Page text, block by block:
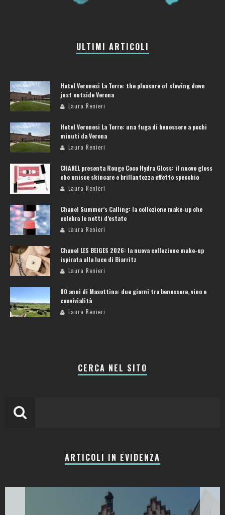
ULTIMI ARTICOLI
Hotel Veronesi La Torre: the pleasure of slowing down
just outside Verona
Laura Renieri
Hotel Veronesi La Torre: una fuga di benessere a pochi
minuti da Verona
Laura Renieri
CHANEL presenta Rouge Coco Hydra Gloss: il nuovo gloss
che unisce skincare e brillantezza effetto specchio
Laura Renieri
Chanel Summer’s Calling: la collezione make-up che
celebra le notti d’estate
Laura Renieri
Chanel LES BEIGES 2026: la nuova collezione make-up
ispirata alla luce di Biarritz
Laura Renieri
80 anni di Masottina: due giorni tra benessere, vino e
convivialità
Laura Renieri
CERCA NEL SITO
ARTICOLI IN EVIDENZA